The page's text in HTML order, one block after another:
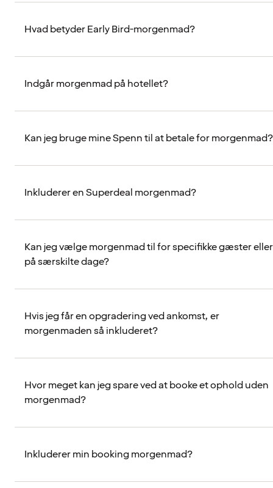
Hvad betyder Early Bird-morgenmad?
Indgår morgenmad på hotellet?
Kan jeg bruge mine Spenn til at betale for morgenmad?
Inkluderer en Superdeal morgenmad?
Kan jeg vælge morgenmad til for specifikke gæster eller
på særskilte dage?
Hvis jeg får en opgradering ved ankomst, er
morgenmaden så inkluderet?
Hvor meget kan jeg spare ved at booke et ophold uden
morgenmad?
Inkluderer min booking morgenmad?